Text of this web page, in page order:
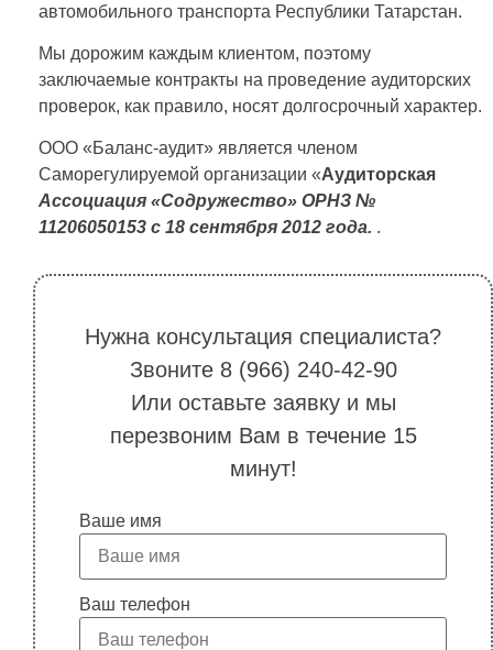
автомобильного транспорта Республики Татарстан.
Мы дорожим каждым клиентом, поэтому
заключаемые контракты на проведение аудиторских
проверок, как правило, носят долгосрочный характер.
ООО «Баланс-аудит» является членом
Саморегулируемой организации «Аудиторская
Ассоциация «Содружество» ОРНЗ №
11206050153 с 18 сентября 2012 года. .
Нужна консультация специалиста?
Звоните 8 (966) 240-42-90
Или оставьте заявку и мы
перезвоним Вам в течение 15
минут!
Ваше имя
Ваш телефон